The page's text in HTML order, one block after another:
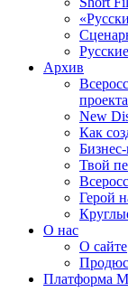
Архив
New
Как
Твой
Герой
О нас
О сайте
Платформа